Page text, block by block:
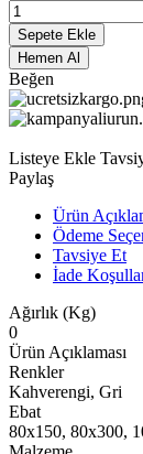
Sepete Ekle
Hemen Al
Beğen
Listeye Ekle
Paylaş
Ürün
Ödeme
Tavsiye Et
İade
Ağırlık (Kg)
0
Ürün Açıklaması
Renkler
Kahverengi, Gri
Ebat
80x150, 80x300,